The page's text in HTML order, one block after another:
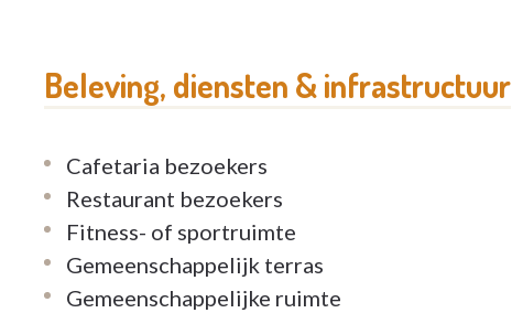
Beleving, diensten & infrastructuur
Cafetaria bezoekers
Restaurant bezoekers
Fitness- of sportruimte
Gemeenschappelijk terras
Gemeenschappelijke ruimte